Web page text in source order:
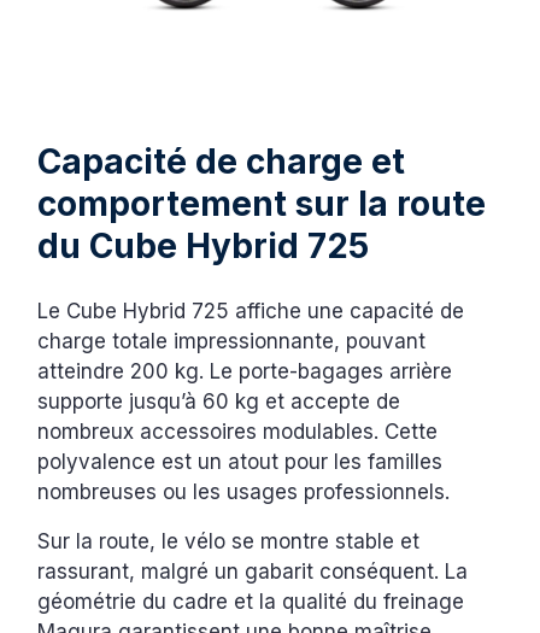
Capacité de charge et
comportement sur la route
du Cube Hybrid 725
Le Cube Hybrid 725 affiche une capacité de
charge totale impressionnante, pouvant
atteindre 200 kg. Le porte-bagages arrière
supporte jusqu’à 60 kg et accepte de
nombreux accessoires modulables. Cette
polyvalence est un atout pour les familles
nombreuses ou les usages professionnels.
Sur la route, le vélo se montre stable et
rassurant, malgré un gabarit conséquent. La
géométrie du cadre et la qualité du freinage